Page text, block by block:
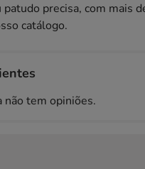
patudo precisa, com mais
catálogo.
não tem opiniões.